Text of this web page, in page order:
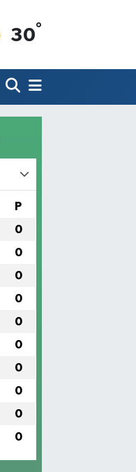
30°
P
0
0
0
0
0
0
0
0
0
0